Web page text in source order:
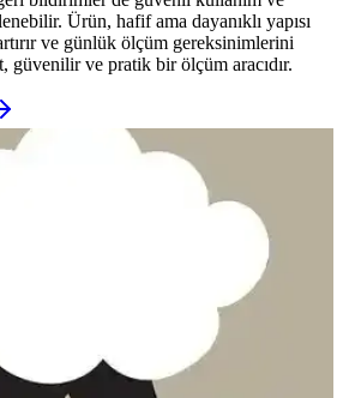
Ürün, hafif ama dayanıklı yapısı
ve günlük ölçüm gereksinimlerini
güvenilir ve pratik bir ölçüm aracıdır.